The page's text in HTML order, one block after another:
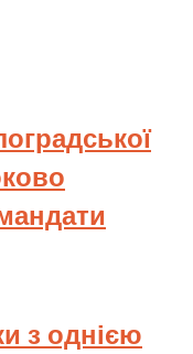
з однією